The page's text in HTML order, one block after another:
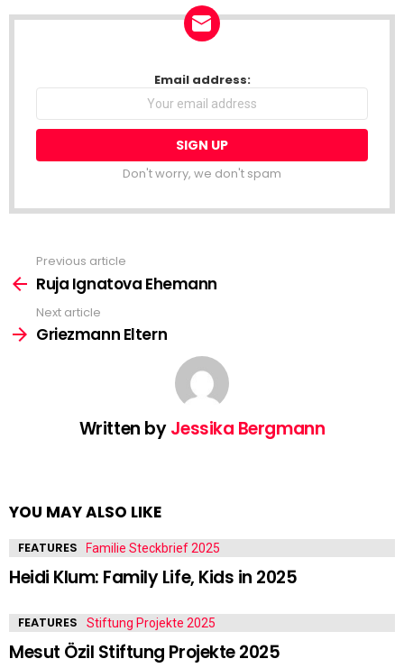
NEWSLETTER Email address:
Don't worry, we don't spam
more
Previous article
Ruja Ignatova Ehemann
Next article
Griezmann Eltern
Written byJessika Bergmann
YOU MAY ALSO LIKE
FEATURES
Heidi Klum: Family Life, Kids in 2025
FEATURES
Mesut Özil Stiftung Projekte 2025